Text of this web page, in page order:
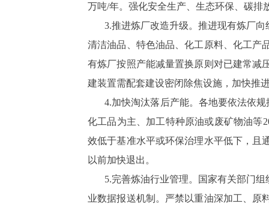
万吨/年。强化安全生产、生态环保、碳排
3.推进炼厂改造升级。推进现有炼厂
清洁油品、特色油品、化工原料、化工产
有炼厂按照产能减量置换原则对已建常减
建装置需配套建设密闭除焦设施，加快推
4.加快淘汰落后产能。各地要依法依
化工品为主、加工特种原油或废矿物油等
效低于基准水平或环保治理水平低下，且
以前加快退出。
5.完善炼油行业管理。国家有关部门
业数据报送机制。严禁以重油深加工、原